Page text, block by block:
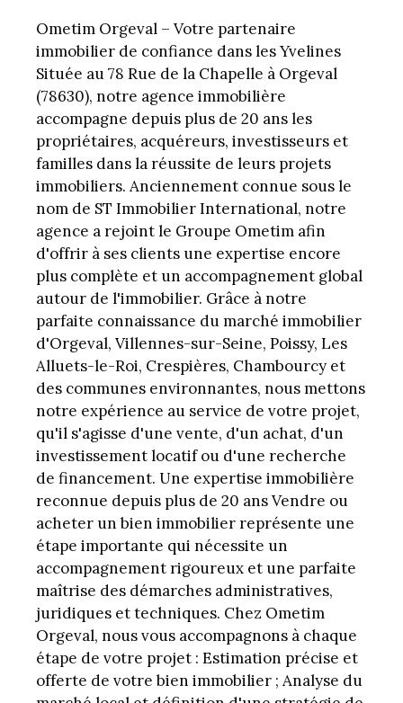
Ometim Orgeval – Votre partenaire
immobilier de confiance dans les Yvelines
Située au 78 Rue de la Chapelle à Orgeval
(78630), notre agence immobilière
accompagne depuis plus de 20 ans les
propriétaires, acquéreurs, investisseurs et
familles dans la réussite de leurs projets
immobiliers. Anciennement connue sous le
nom de ST Immobilier International, notre
agence a rejoint le Groupe Ometim afin
d'offrir à ses clients une expertise encore
plus complète et un accompagnement global
autour de l'immobilier. Grâce à notre
parfaite connaissance du marché immobilier
d'Orgeval, Villennes-sur-Seine, Poissy, Les
Alluets-le-Roi, Crespières, Chambourcy et
des communes environnantes, nous mettons
notre expérience au service de votre projet,
qu'il s'agisse d'une vente, d'un achat, d'un
investissement locatif ou d'une recherche
de financement. Une expertise immobilière
reconnue depuis plus de 20 ans Vendre ou
acheter un bien immobilier représente une
étape importante qui nécessite un
accompagnement rigoureux et une parfaite
maîtrise des démarches administratives,
juridiques et techniques. Chez Ometim
Orgeval, nous vous accompagnons à chaque
étape de votre projet : Estimation précise et
offerte de votre bien immobilier ; Analyse du